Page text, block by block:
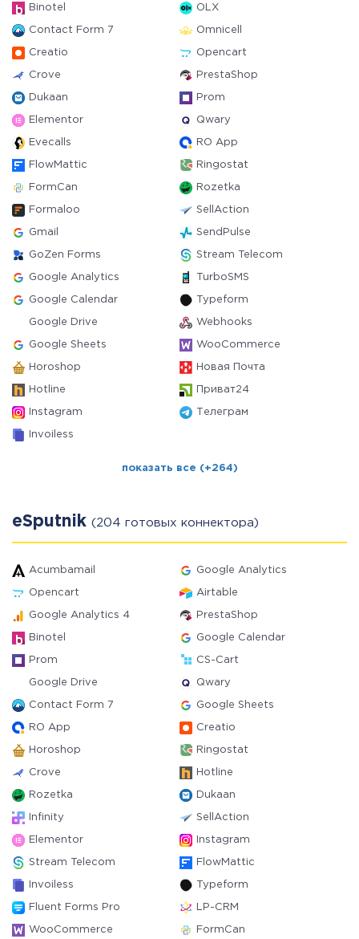
Binotel OLX
Contact Form 7 Omnicell
Creatio Opencart
Crove PrestaShop
Dukaan Prom
Elementor Qwary
Evecalls RO App
FlowMattic Ringostat
FormCan Rozetka
Formaloo SellAction
Gmail SendPulse
GoZen Forms Stream Telecom
Google Analytics TurboSMS
Google Calendar Typeform
Google Drive Webhooks
Google Sheets WooCommerce
Horoshop Новая Почта
Hotline Приват24
Instagram Телеграм
Invoiless
показать все (+264)
eSputnik (204 готовых коннектора)
Acumbamail Google Analytics
Opencart Airtable
Google Analytics 4 PrestaShop
Binotel Google Calendar
Prom CS-Cart
Google Drive Qwary
Contact Form 7 Google Sheets
RO App Creatio
Horoshop Ringostat
Crove Hotline
Rozetka Dukaan
Infinity SellAction
Elementor Instagram
Stream Telecom FlowMattic
Invoiless Typeform
Fluent Forms Pro LP-CRM
WooCommerce FormCan